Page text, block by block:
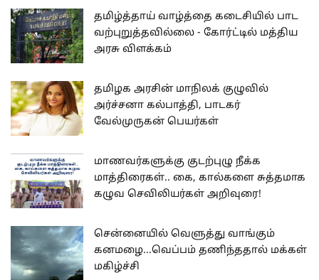
தமிழ்த்தாய் வாழ்த்தை கடைசியில் பாட
வற்புறுத்தவில்லை - கோர்ட்டில் மத்திய
அரசு விளக்கம்
தமிழக அரசின் மாநிலக் குழுவில்
அர்ச்சனா கல்பாத்தி, பாடகர்
வேல்முருகன் பெயர்கள்
மாணவர்களுக்கு குடற்புழு நீக்க
மாத்திரைகள்.. கை, கால்களை சுத்தமாக
கழுவ செவிலியர்கள் அறிவுரை!
சென்னையில் வெளுத்து வாங்கும்
கனமழை...வெப்பம் தணிந்ததால் மக்கள்
மகிழ்ச்சி